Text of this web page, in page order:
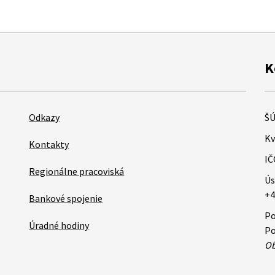
Odkazy
Kontakty
Regionálne pracoviská
Bankové spojenie
Úradné hodiny